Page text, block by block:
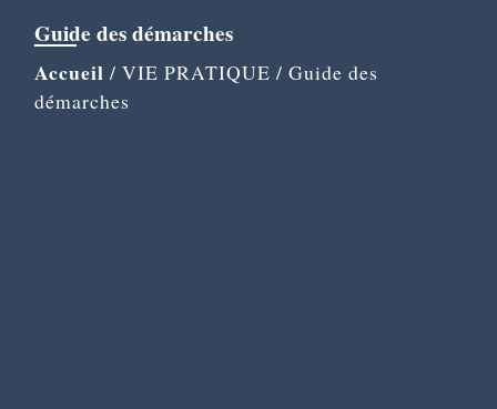
Guide des démarches
Accueil / VIE PRATIQUE / Guide des
démarches